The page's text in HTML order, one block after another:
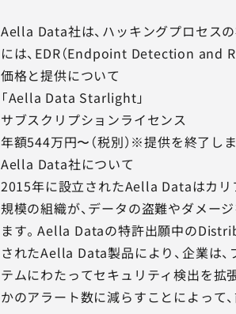
Aella Data社は、ハッキングプロセス
には、EDR（Endpoint Detection and
価格と提供について
「Aella Data Starlight」
サブスクリプションライセンス
年額544万円〜（税別）※提供を終了し
Aella Data社について
2015年に設立されたAella Dataはカリ
規模の組織が、データの盗難やダメー
ます。Aella Dataの特許出願中の
されたAella Data製品により、企業は
テムにわたってセキュリティ検出を拡
かのアラート数に減らすことによって